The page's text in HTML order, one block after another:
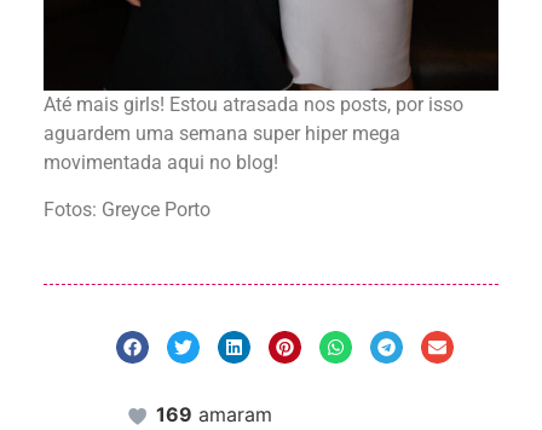
Até mais girls! Estou atrasada nos posts, por isso
aguardem uma semana super hiper mega
movimentada aqui no blog!
Fotos: Greyce Porto
169 amaram